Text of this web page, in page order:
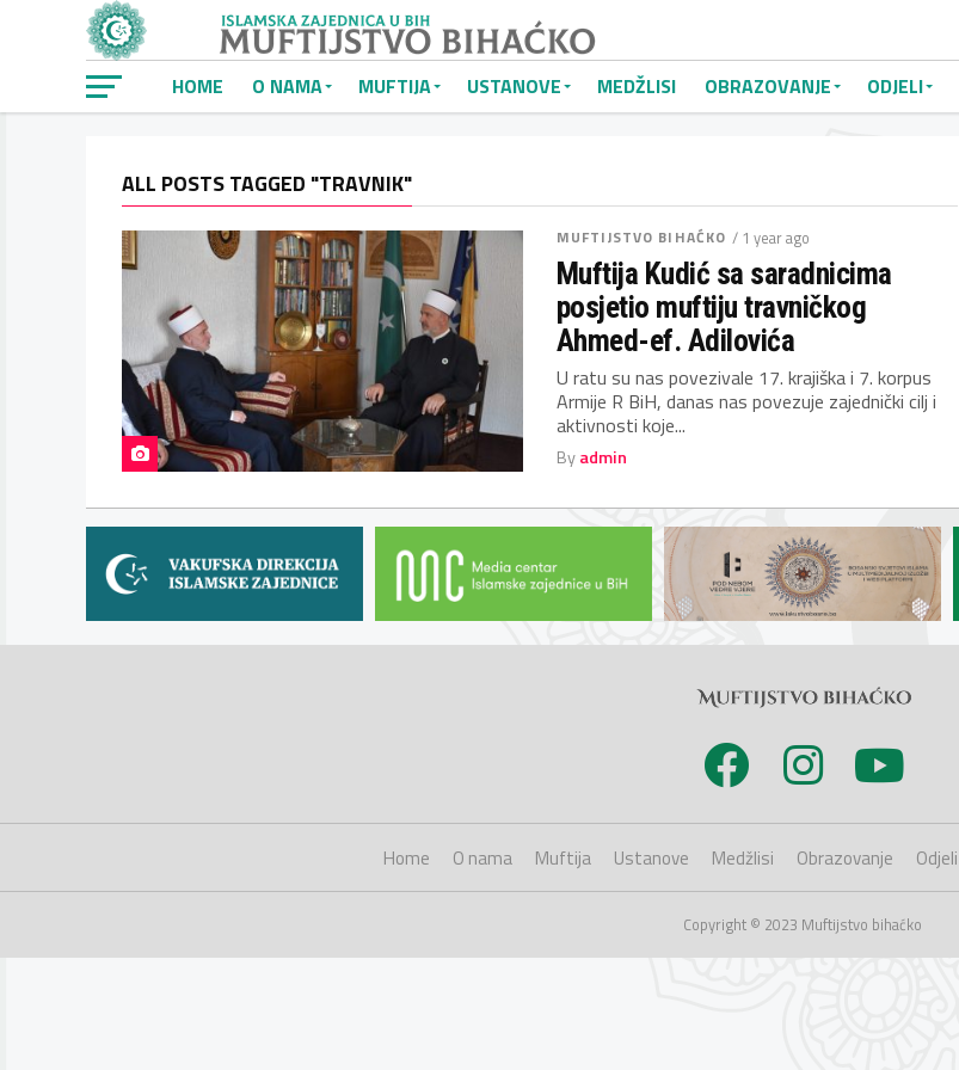
HOME O NAMA MUFTIJA USTANOVE MEDŽLISI OBRAZOVANJE ODJELI
ALL POSTS TAGGED "TRAVNIK"
MUFTIJSTVO BIHAĆKO / 1 year ago
Muftija Kudić sa saradnicima
posjetio muftiju travničkog
Ahmed-ef. Adilovića
U ratu su nas povezivale 17. krajiška i 7. korpus
Armije R BiH, danas nas povezuje zajednički cilj i
aktivnosti koje...
Byadmin
Home O nama Muftija Ustanove Medžlisi Obrazovanje Odjeli
Copyright © 2023 Muftijstvo bihaćko